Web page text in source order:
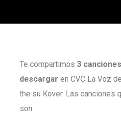
Te compartimos 3
descargar en CVC La Voz
the su Kover. Las canciones
son: